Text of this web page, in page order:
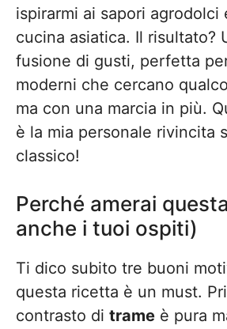
ispirarmi ai sapori agrodolci
cucina asiatica. Il risultato?
fusione di gusti, perfetta
moderni che cercano
ma con una marcia in più.
è la mia personale rivincita
classico!
Perché amerai
anche i tuoi ospiti)
Ti dico subito tre buoni
questa ricetta è un must.
contrasto di trame è pura